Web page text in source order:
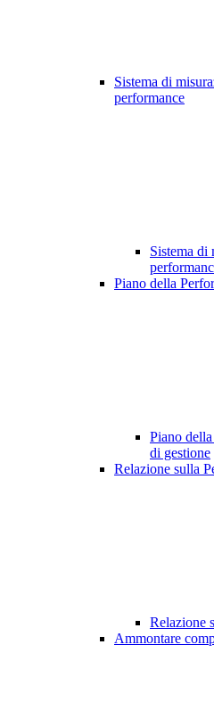
Sistema di
performance
Sistema di
Piano della
Piano
di gestione
Relazione sulla
Relazione
Ammontare